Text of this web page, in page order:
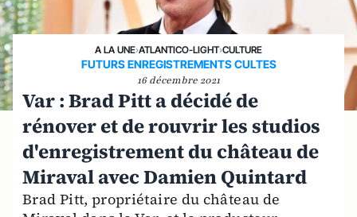
A LA UNE›ATLANTICO-LIGHT›CULTURE
FUTURS ENREGISTREMENTS CULTES
16 décembre 2021
Var : Brad Pitt a décidé de
rénover et de rouvrir les studios
d'enregistrement du château de
Miraval avec Damien Quintard
Brad Pitt, propriétaire du château de